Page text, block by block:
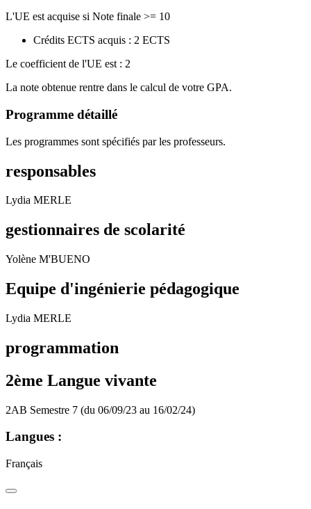
L'UE est acquise si Note finale >= 10
Crédits ECTS acquis : 2 ECTS
Le coefficient de l'UE est : 2
La note obtenue rentre dans le calcul de votre GPA.
Programme détaillé
Les programmes sont spécifiés par les professeurs.
responsables
Lydia MERLE
gestionnaires de scolarité
Yolène M'BUENO
Equipe d'ingénierie pédagogique
Lydia MERLE
programmation
2ème Langue vivante
2AB Semestre 7 (du 06/09/23 au 16/02/24)
Langues :
Français